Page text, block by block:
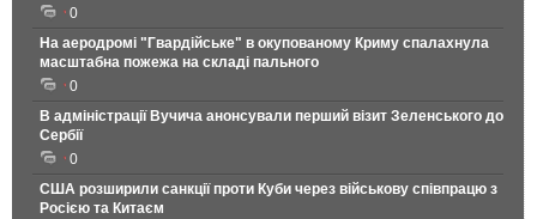
0
На аеродромі "Гвардійське" в окупованому Криму спалахнула
масштабна пожежа на складі пального
0
В адміністрації Вучича анонсували перший візит Зеленського до
Сербії
0
США розширили санкції проти Куби через військову співпрацю з
Росією та Китаєм